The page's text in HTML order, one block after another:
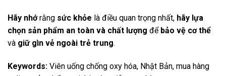
Hãy nhớrằng sức khỏe là điều quan trọng nhất, hãy lựa
chọn sản phẩm an toàn và chất lượng để bảo vệ cơ thể
và giữ gìn vẻ ngoài trẻ trung.
Keywords: Viên uống chống oxy hóa, Nhật Bản, mua hàng